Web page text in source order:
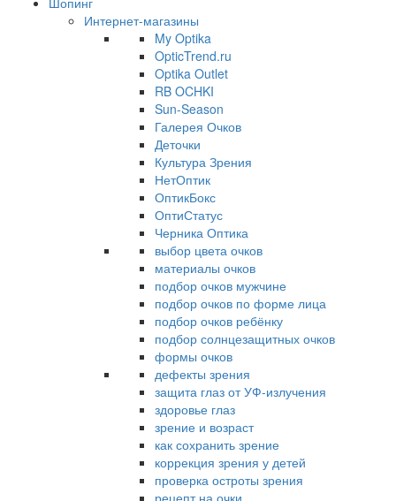
Интернет-магазины
My Optika
OpticTrend.ru
Optika Outlet
RB OCHKI
Sun-Season
Галерея Очков
Деточки
Культура Зрения
НетОптик
ОптикБокс
ОптиСтатус
Черника Оптика
выбор цвета очков
материалы очков
подбор очков мужчине
подбор очков по форме лица
подбор очков ребёнку
подбор солнцезащитных очков
формы очков
дефекты зрения
защита глаз от УФ-излучения
здоровье глаз
зрение и возраст
как сохранить зрение
коррекция зрения у детей
проверка остроты зрения